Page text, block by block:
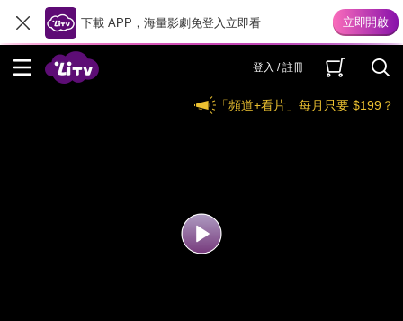
下載 APP，海量影劇免登入立即看
登入 / 註冊
「頻道+看片」每月只要 $199？